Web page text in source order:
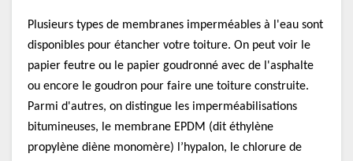
Plusieurs types de membranes imperméables à l'eau sont
disponibles pour étancher votre toiture. On peut voir le
papier feutre ou le papier goudronné avec de l'asphalte
ou encore le goudron pour faire une toiture construite.
Parmi d'autres, on distingue les imperméabilisations
bitumineuses, le membrane EPDM (dit éthylène
propylène diène monomère) l’hypalon, le chlorure de